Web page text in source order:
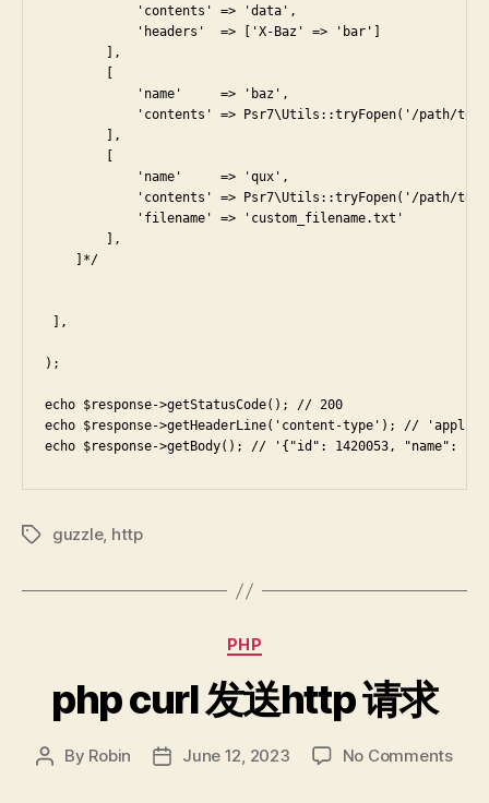
            'contents' => 'data',
            'headers'  => ['X-Baz' => 'bar']
        ],
            'name'     => 'baz',
'contents' => Psr7\Utils::tryFopen('/path/to/
        ],
            'name'     => 'qux',
'contents' => Psr7\Utils::tryFopen('/path/to/
            'filename' => 'custom_filename.txt'
        ],
    ]*/
],
);
echo $response->getStatusCode(); // 200
echo $response->getHeaderLine('content-type'); //
echo $response->getBody(); // '{"id": 1420053, "name":
Tagsguzzle, http
Categories
PHP
php curl 发送http 请求
Post
By Robin
PostJune 12, 2023 No Commentson